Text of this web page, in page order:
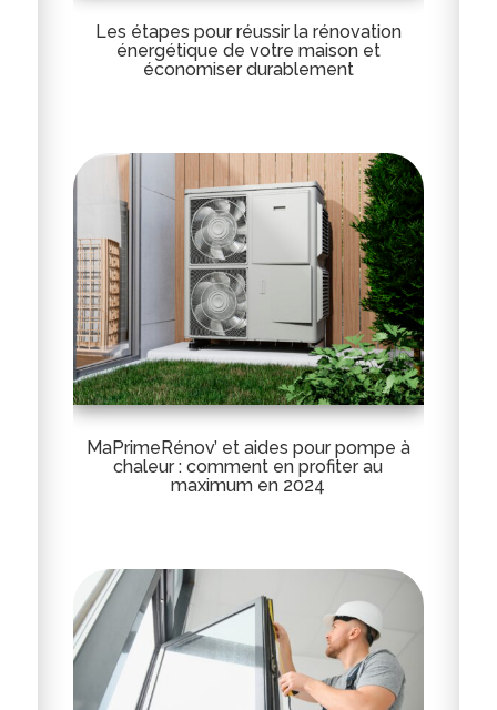
Les étapes pour réussir la rénovation
énergétique de votre maison et
économiser durablement
MaPrimeRénov’ et aides pour pompe à
chaleur : comment en profiter au
maximum en 2024